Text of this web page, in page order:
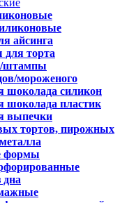
айсинга
торта
штампы
мороженого
силикон
пластик
выпечки
тортов, пирожных
формы